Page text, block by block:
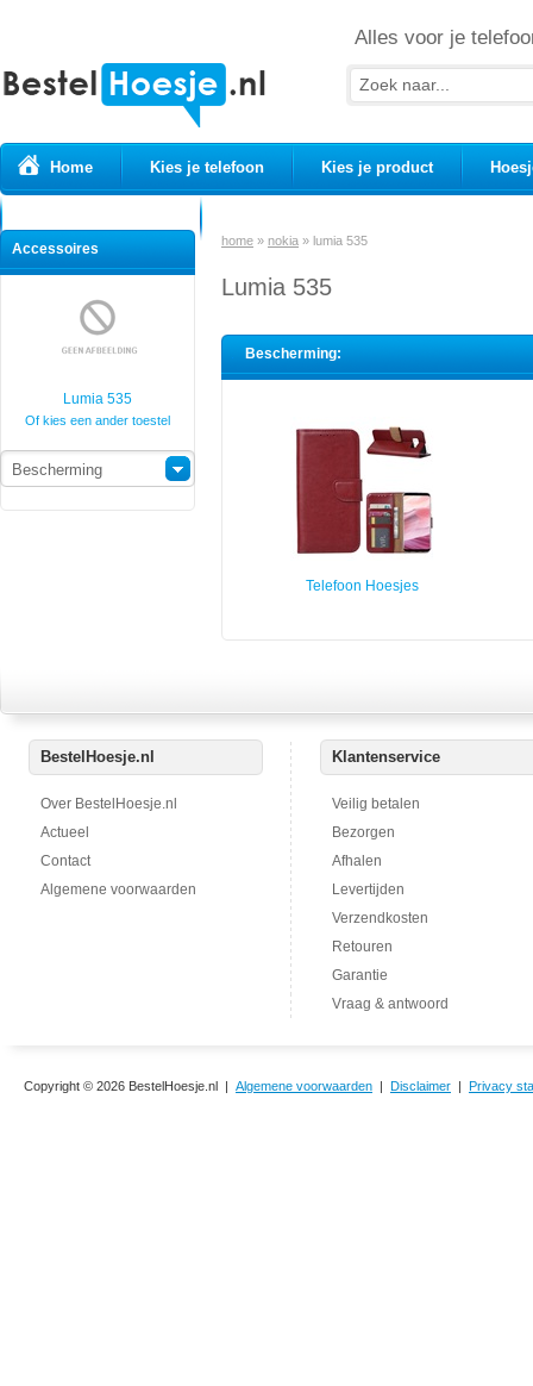
Alles voor je
Home Kies je telefoon Kies je product
Accessoires
Lumia 535
Of kies een ander toestel
Bescherming
home » nokia » lumia 535
Lumia 535
Bescherming:
Telefoon Hoesjes
BestelHoesje.nl
Over BestelHoesje.nl
Actueel
Contact
Algemene voorwaarden
Klantenservice
Veilig betalen
Bezorgen
Afhalen
Levertijden
Verzendkosten
Retouren
Garantie
Vraag & antwoord
Copyright © 2026 BestelHoesje.nl | Algemene voorwaarden | Disclaimer | Privacy